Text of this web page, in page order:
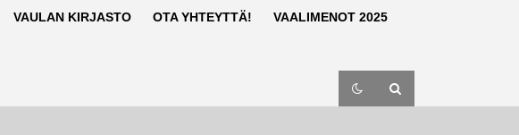
VAULAN KIRJASTO OTA YHTEYTTÄ! VAALIMENOT 2025